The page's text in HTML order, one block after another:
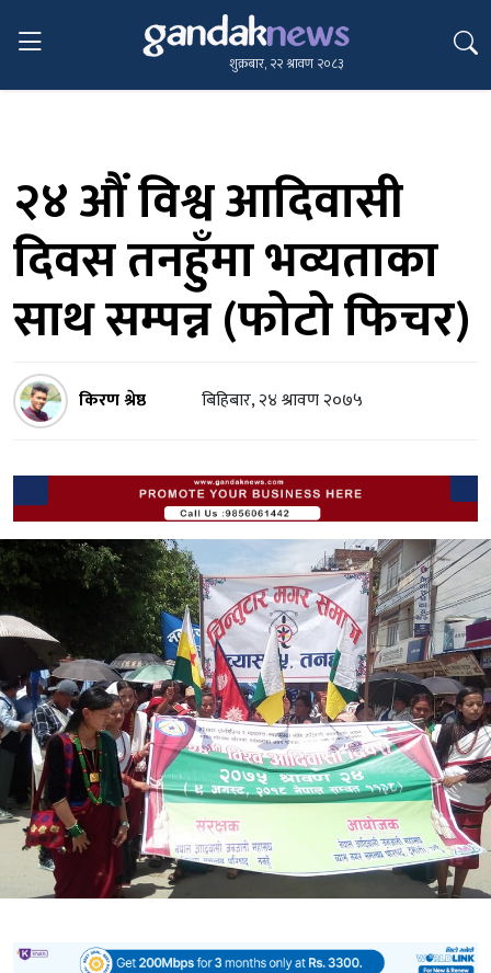
शुक्रबार, २२ श्रावण २०८३
२४ औं विश्व आदिवासी
दिवस तनहुँमा भव्यताका
साथ सम्पन्न (फोटो फिचर)
किरण श्रेष्ठ बिहिबार, २४ श्रावण २०७५